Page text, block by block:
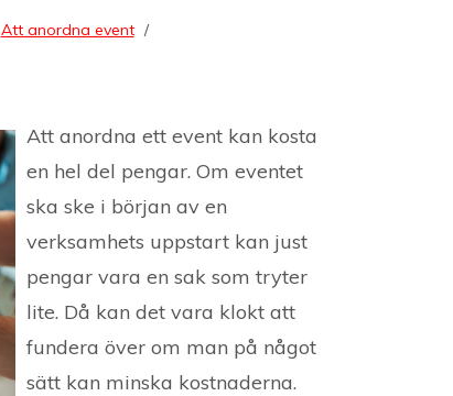
Att anordna event
Att anordna ett event kan kosta
en hel del pengar. Om eventet
ska ske i början av en
verksamhets uppstart kan just
pengar vara en sak som tryter
lite. Då kan det vara klokt att
fundera över om man på något
sätt kan minska kostnaderna.